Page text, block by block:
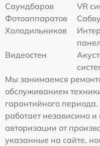
Саундбаров
VR
Фотоаппаратов
Холодильников
Видеостен
Мы занимаемся
обслуживанием
гарантийного
работает независимо
авторизации от
указанные на сайте,